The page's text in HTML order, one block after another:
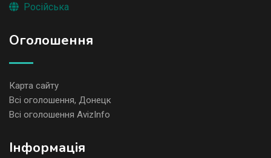
Російська
Оголошення
Карта сайту
Всі оголошення, Донецк
Всі оголошення AvizInfo
Iнформація